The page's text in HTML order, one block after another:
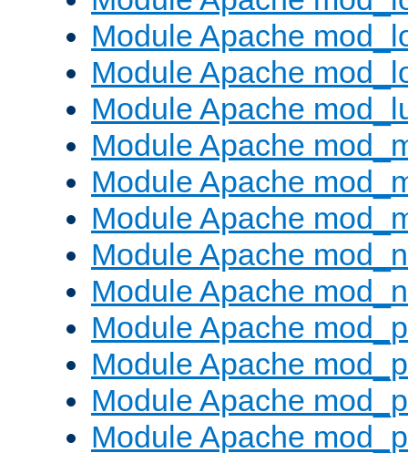
Module Apache
Module Apache
Module Apache
Module Apache
Module Apache
Module Apache
Module Apache
Module Apache
Module Apache
Module Apache
Module Apache
Module Apache